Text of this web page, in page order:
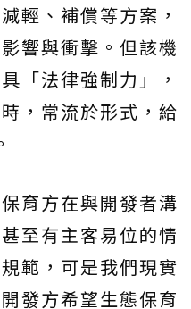
輕、補償等方案，
響與衝擊。但該機
「法律強制力」，
，常流於形式，給
育方在與開發者溝
至有主客易位的情
範，可是我們現實
發方希望生態保育